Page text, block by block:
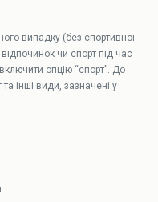
випадку (без спортивної
чи спорт під час
опцію “спорт”. До
інші види, зазначені у